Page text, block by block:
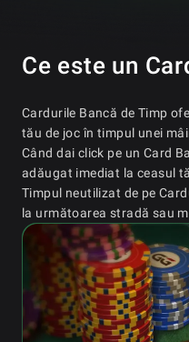
Ce este un
Cardurile Bancă de Timp
tău de joc în timpul unei
Când dai click pe un Card
adăugat imediat la ceasul
Timpul neutilizat de pe
la următoarea stradă sau